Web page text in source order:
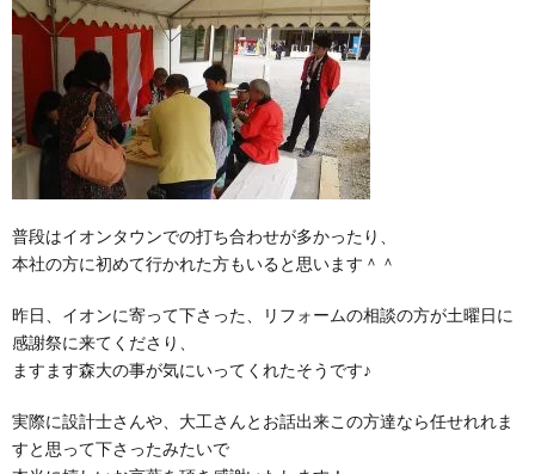
普段はイオンタウンでの打ち合わせが多かったり、
本社の方に初めて行かれた方もいると思います＾＾
昨日、イオンに寄って下さった、リフォームの相談の方が土曜日に
感謝祭に来てくださり、
ますます森大の事が気にいってくれたそうです♪
実際に設計士さんや、大工さんとお話出来この方達なら任せれれま
すと思って下さったみたいで